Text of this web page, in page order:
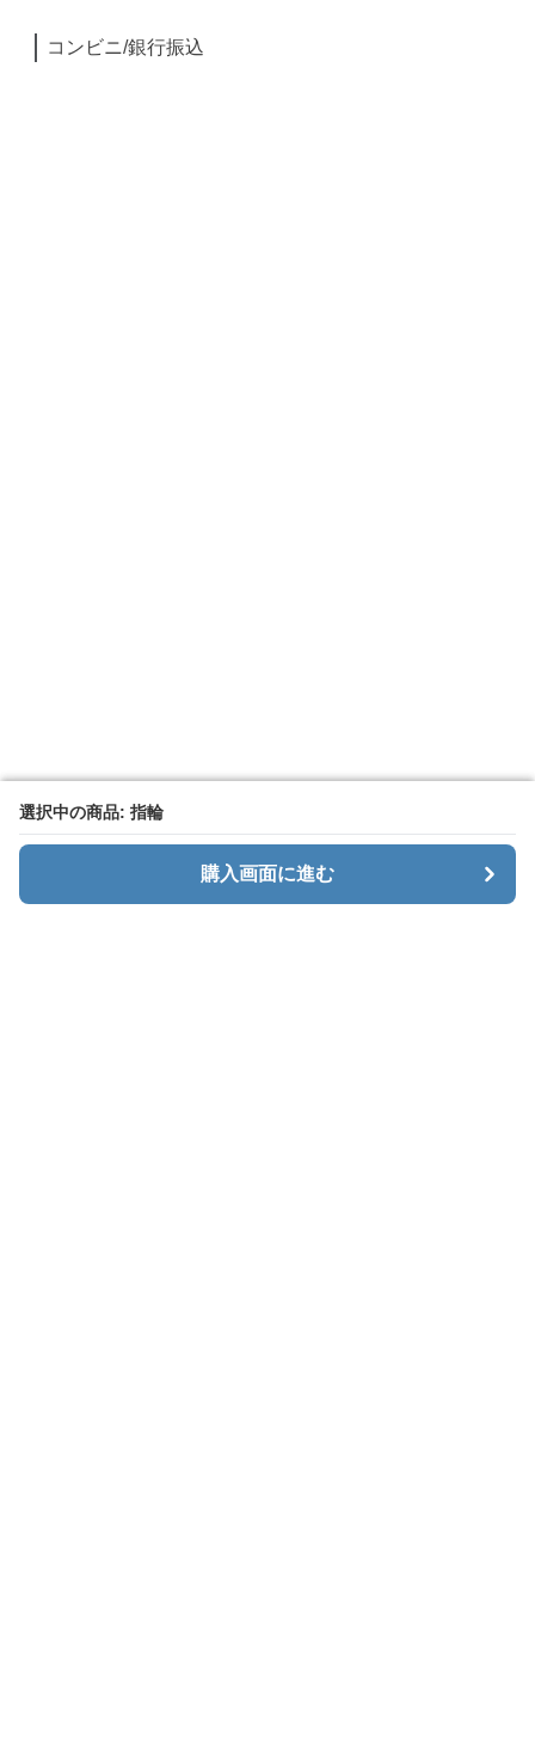
選択中の商品: 指輪
購入画面に進む
選択中の商品: 指輪
購入画面に進む
コンビニ/銀行振込